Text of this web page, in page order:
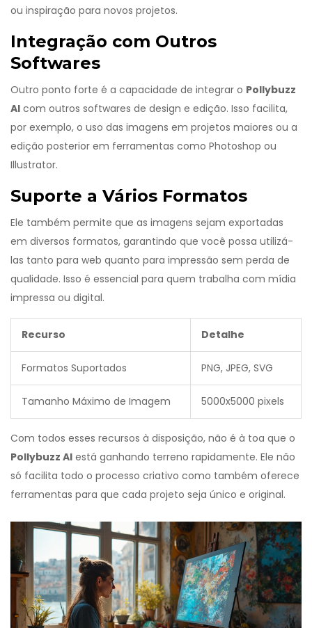
ou inspiração para novos projetos.
Integração com Outros
Softwares
Outro ponto forte é a capacidade de integrar o Pollybuzz
AI com outros softwares de design e edição. Isso facilita,
por exemplo, o uso das imagens em projetos maiores ou a
edição posterior em ferramentas como Photoshop ou
Illustrator.
Suporte a Vários Formatos
Ele também permite que as imagens sejam exportadas
em diversos formatos, garantindo que você possa utilizá-
las tanto para web quanto para impressão sem perda de
qualidade. Isso é essencial para quem trabalha com mídia
impressa ou digital.
Recurso Detalhe
Formatos Suportados PNG, JPEG, SVG
Tamanho Máximo de Imagem 5000x5000 pixels
Com todos esses recursos à disposição, não é à toa que o
Pollybuzz AI está ganhando terreno rapidamente. Ele não
só facilita todo o processo criativo como também oferece
ferramentas para que cada projeto seja único e original.